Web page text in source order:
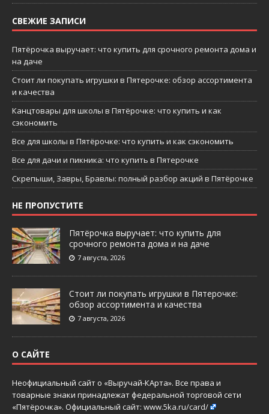
СВЕЖИЕ ЗАПИСИ
Пятёрочка выручает: что купить для срочного ремонта дома и
на даче
Стоит ли покупать игрушки в Пятерочке: обзор ассортимента
и качества
Канцтовары для школы в Пятёрочке: что купить и как
сэкономить
Все для школы в Пятёрочке: что купить и как сэкономить
Все для дачи и пикника: что купить в Пятерочке
Скрепыши, Завры, Бравлы: полный разбор акций в Пятёрочке
НЕ ПРОПУСТИТЕ
Пятёрочка выручает: что купить для
срочного ремонта дома и на даче
7 августа, 2026
Стоит ли покупать игрушки в Пятерочке:
обзор ассортимента и качества
7 августа, 2026
О САЙТЕ
Неофициальный сайт о «Выручай-КАрта». Все права и
товарные знаки принадлежат федеральной торговой сети
«Пятёрочка». Официальный сайт: www.5ka.ru/card/